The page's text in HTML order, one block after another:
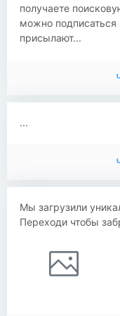
получаете
можно подписаться
присылают...
...
Мы загрузили
Переходи чтобы